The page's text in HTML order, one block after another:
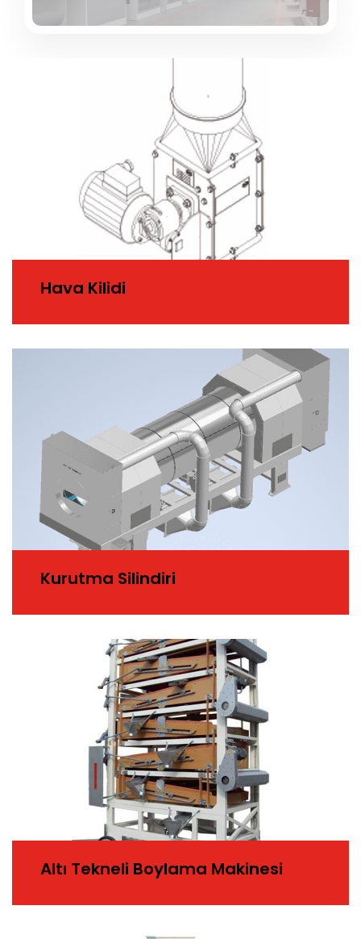
Hava Kilidi
Kurutma Silindiri
Altı Tekneli Boylama Makinesi